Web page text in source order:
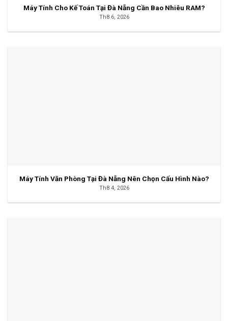
Máy Tính Cho Kế Toán Tại Đà Nẵng Cần Bao Nhiêu RAM?
Th8 6, 2026
Máy Tính Văn Phòng Tại Đà Nẵng Nên Chọn Cấu Hình Nào?
Th8 4, 2026